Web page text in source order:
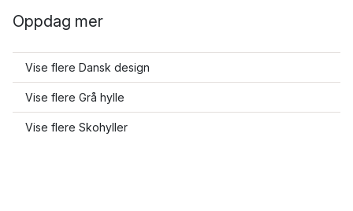
Oppdag mer
Vise flere Dansk design
Vise flere Grå hylle
Vise flere Skohyller